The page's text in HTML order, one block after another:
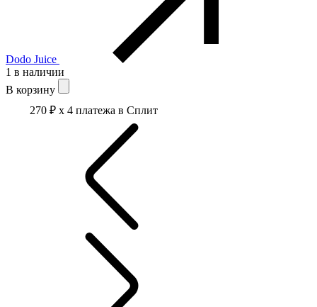
Dodo Juice
1 в наличии
В корзину
270 ₽x 4 платежа в Сплит